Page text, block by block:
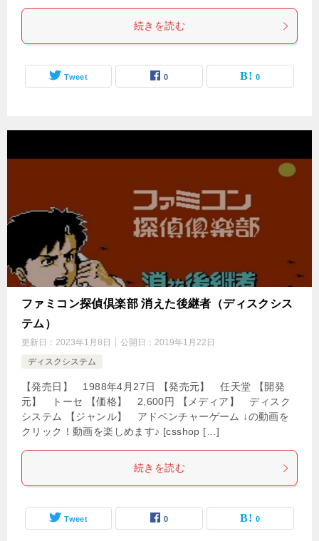
続きを読む
Tweet 0 0
ファミコン探偵倶楽部 消えた後継者（ディスクシス
テム）
更新日： 2023年1月8日 公開日： 2019年1月22日
ディスクシステム
【発売日】 1988年4月27日 【発売元】 任天堂 【開発
元】 トーセ 【価格】 2,600円 【メディア】 ディスク
システム 【ジャンル】 アドベンチャーゲーム ↓の動画を
クリック！動画を楽しめます♪ [csshop […]
続きを読む
Tweet 0 0